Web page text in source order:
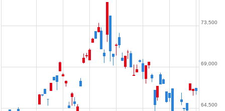
64,500
69,000
73,500